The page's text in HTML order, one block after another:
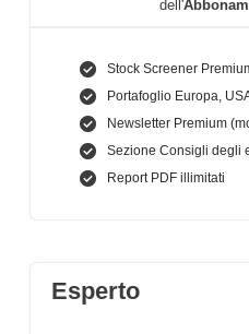
dell'
Stock Screener
Portafoglio Europa,
Newsletter Premium
Sezione Consigli degli
Report PDF illimitati
Esperto